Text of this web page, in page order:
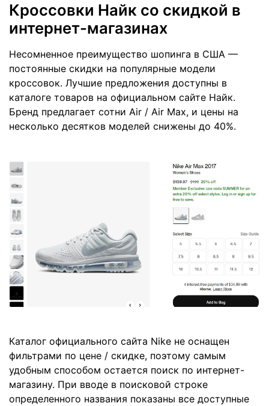
Кроссовки Найк со скидкой в
интернет-магазинах
Несомненное преимущество шопинга в США —
постоянные скидки на популярные модели
кроссовок. Лучшие предложения доступны в
каталоге товаров на официальном сайте Найк.
Бренд предлагает сотни Air / Air Max, и цены на
несколько десятков моделей снижены до 40%.
Каталог официального сайта Nike не оснащен
фильтрами по цене / скидке, поэтому самым
удобным способом остается поиск по интернет-
магазину. При вводе в поисковой строке
определенного названия показаны все доступные